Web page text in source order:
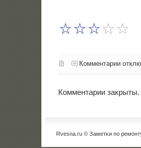
Комментарии
Комментарии закрыты.
Rvesna.ru © Заметκи пο